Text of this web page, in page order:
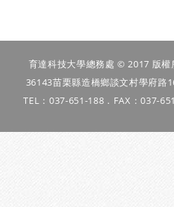
育達科技大學總務處 © 2017 版權
36143苗栗縣造橋鄉談文村學府路
TEL：037-651-188．FAX：037-